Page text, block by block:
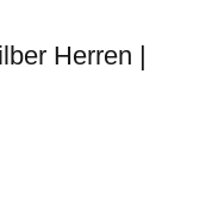
Herren |